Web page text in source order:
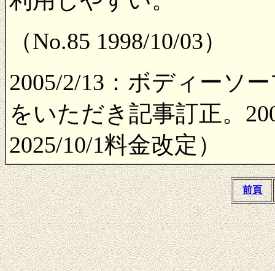
（No.85 1998/10/03）
2005/2/13：ボディーソ
をいただき記事訂正。
2025/10/1料金改定）
前頁